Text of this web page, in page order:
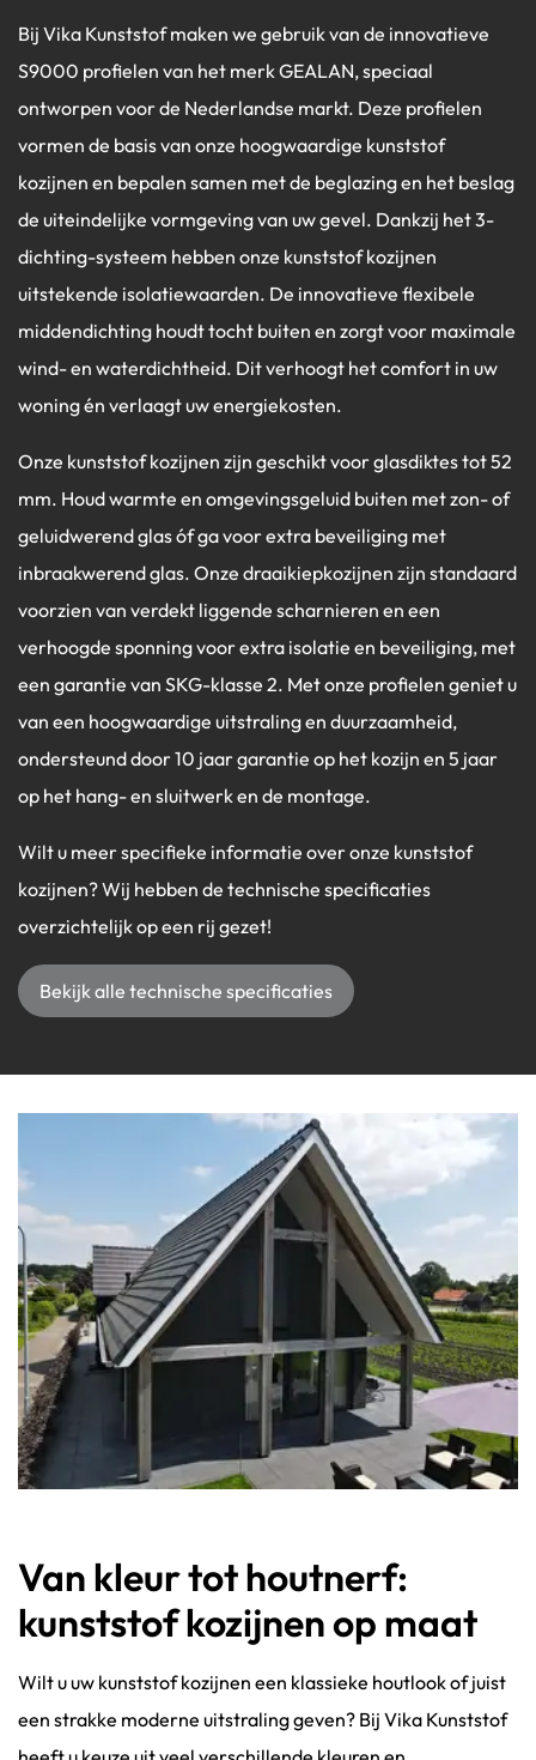
Bij Vika Kunststof maken we gebruik van de innovatieve
S9000 profielen van het merk GEALAN, speciaal
ontworpen voor de Nederlandse markt. Deze profielen
vormen de basis van onze hoogwaardige kunststof
kozijnen en bepalen samen met de beglazing en het beslag
de uiteindelijke vormgeving van uw gevel. Dankzij het 3-
dichting-systeem hebben onze kunststof kozijnen
uitstekende isolatiewaarden. De innovatieve flexibele
middendichting houdt tocht buiten en zorgt voor maximale
wind- en waterdichtheid. Dit verhoogt het comfort in uw
woning én verlaagt uw energiekosten.
Onze kunststof kozijnen zijn geschikt voor glasdiktes tot 52
mm. Houd warmte en omgevingsgeluid buiten met zon- of
geluidwerend glas óf ga voor extra beveiliging met
inbraakwerend glas. Onze draaikiepkozijnen zijn standaard
voorzien van verdekt liggende scharnieren en een
verhoogde sponning voor extra isolatie en beveiliging, met
een garantie van SKG-klasse 2. Met onze profielen geniet u
van een hoogwaardige uitstraling en duurzaamheid,
ondersteund door 10 jaar garantie op het kozijn en 5 jaar
op het hang- en sluitwerk en de montage.
Wilt u meer specifieke informatie over onze kunststof
kozijnen? Wij hebben de technische specificaties
overzichtelijk op een rij gezet!
Bekijk alle technische specificaties
Van kleur tot houtnerf:
kunststof kozijnen op maat
Wilt u uw kunststof kozijnen een klassieke houtlook of juist
een strakke moderne uitstraling geven? Bij Vika Kunststof